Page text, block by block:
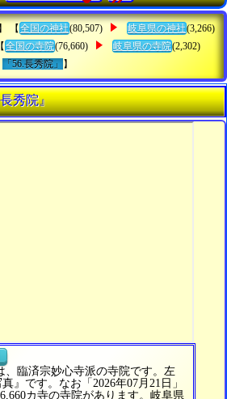
【 全国の神社(80,507) 岐阜県の神社(3,266)
全国の寺院(76,660) 岐阜県の寺院(2,302)
「56.長秀院」 】
秀院』
、臨済宗妙心寺派の寺院です。左
』です。なお「2026年07月21日」
カ寺の寺院があります。岐阜県